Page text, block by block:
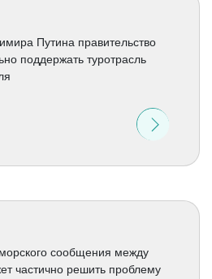
Путина правительство
поддержать туротрасль
сообщения между
частично решить проблему